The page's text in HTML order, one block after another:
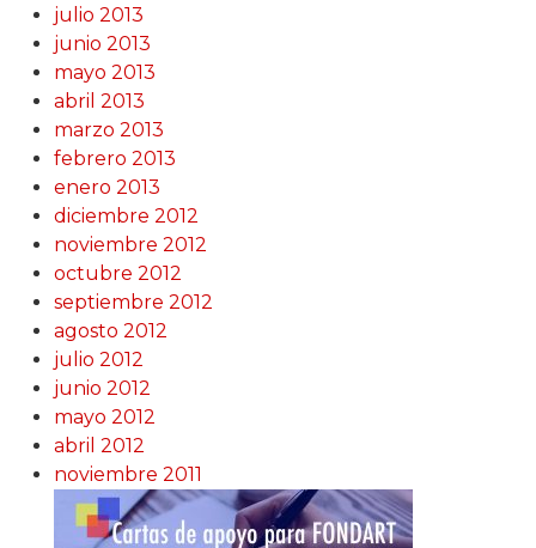
julio 2013
junio 2013
mayo 2013
abril 2013
marzo 2013
febrero 2013
enero 2013
diciembre 2012
noviembre 2012
octubre 2012
septiembre 2012
agosto 2012
julio 2012
junio 2012
mayo 2012
abril 2012
noviembre 2011